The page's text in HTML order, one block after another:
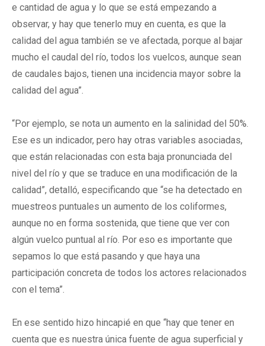
e cantidad de agua y lo que se está empezando a
observar, y hay que tenerlo muy en cuenta, es que la
calidad del agua también se ve afectada, porque al bajar
mucho el caudal del río, todos los vuelcos, aunque sean
de caudales bajos, tienen una incidencia mayor sobre la
calidad del agua”.
“Por ejemplo, se nota un aumento en la salinidad del 50%.
Ese es un indicador, pero hay otras variables asociadas,
que están relacionadas con esta baja pronunciada del
nivel del río y que se traduce en una modificación de la
calidad”, detalló, especificando que “se ha detectado en
muestreos puntuales un aumento de los coliformes,
aunque no en forma sostenida, que tiene que ver con
algún vuelco puntual al río. Por eso es importante que
sepamos lo que está pasando y que haya una
participación concreta de todos los actores relacionados
con el tema”.
En ese sentido hizo hincapié en que “hay que tener en
cuenta que es nuestra única fuente de agua superficial y